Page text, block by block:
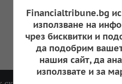
Financialtribune.bg
използване на
чрез бисквитки и
да подобрим
нашия сайт, да
използвате и за